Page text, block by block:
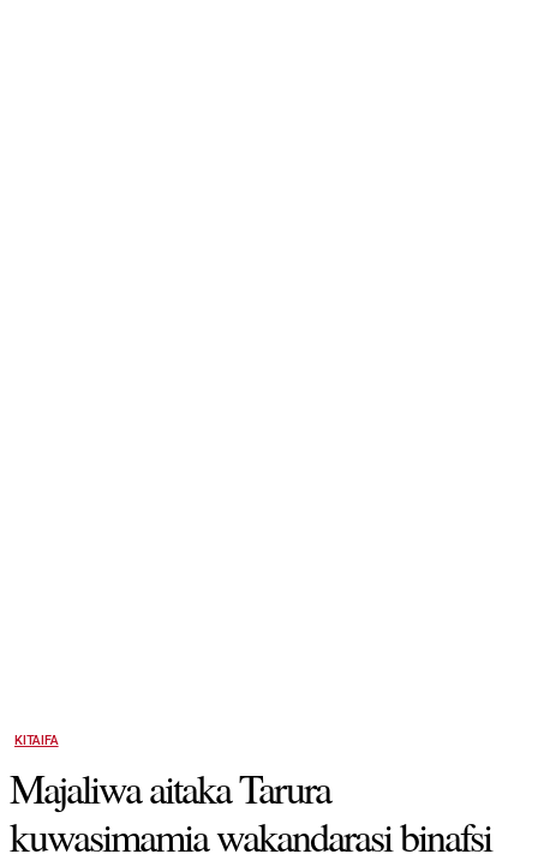
KITAIFA
Majaliwa aitaka Tarura
kuwasimamia wakandarasi binafsi